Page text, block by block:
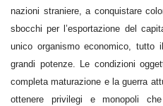
nazioni straniere, a conquistare
sbocchi per l’esportazione del
unico organismo economico,
grandi potenze. Le condizioni
completa maturazione e la guerra
ottenere privilegi e monopoli